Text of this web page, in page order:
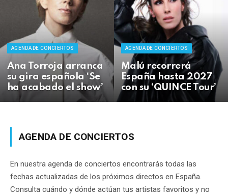
AGENDA DE CONCIERTOS
Ana Torroja arranca
su gira española ‘Se
ha acabado el show’
AGENDA DE CONCIERTOS
Malú recorrerá
España hasta 2027
con su ‘QUINCE Tour’
AGENDA DE CONCIERTOS
En nuestra agenda de conciertos encontrarás todas las
fechas actualizadas de los próximos directos en España.
Consulta cuándo y dónde actúan tus artistas favoritos y no